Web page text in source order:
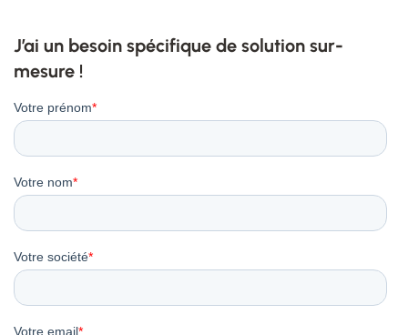
J’ai un besoin spécifique de solution sur-
mesure !